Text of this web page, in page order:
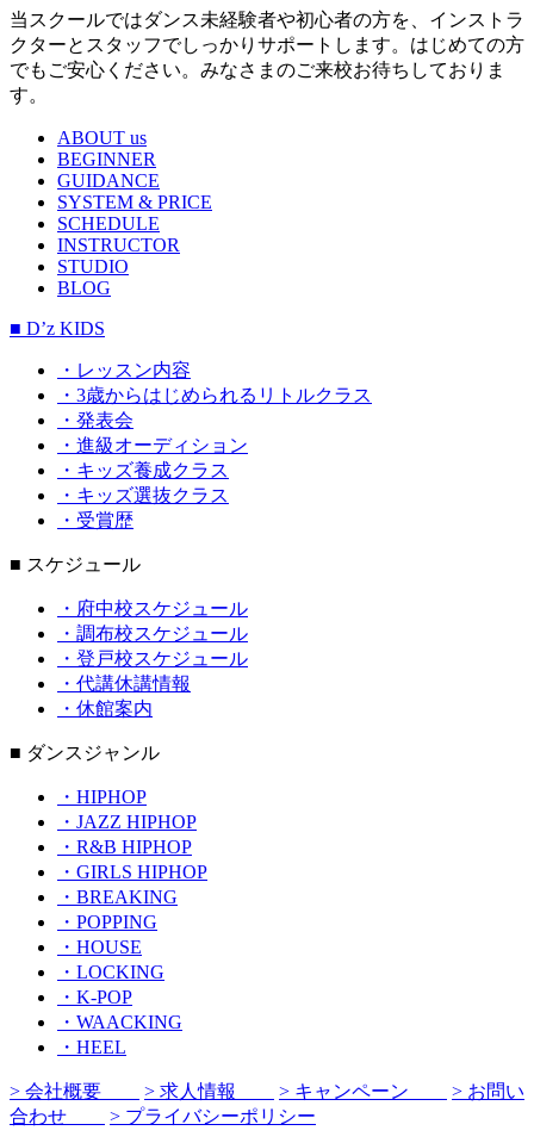
当スクールではダンス未経験者や初心者の方を、インストラ
クターとスタッフでしっかりサポートします。はじめての方
でもご安心ください。みなさまのご来校お待ちしておりま
す。
ABOUT us
BEGINNER
GUIDANCE
SYSTEM & PRICE
SCHEDULE
INSTRUCTOR
STUDIO
BLOG
■ D’z KIDS
・レッスン内容
・3歳からはじめられるリトルクラス
・発表会
・進級オーディション
・キッズ養成クラス
・キッズ選抜クラス
・受賞歴
■ スケジュール
・府中校スケジュール
・調布校スケジュール
・登戸校スケジュール
・代講休講情報
・休館案内
■ ダンスジャンル
・HIPHOP
・JAZZ HIPHOP
・R&B HIPHOP
・GIRLS HIPHOP
・BREAKING
・POPPING
・HOUSE
・LOCKING
・K-POP
・WAACKING
・HEEL
> 会社概要 > 求人情報 > キャンペーン
> お問い
合わせ
> プライバシーポリシー